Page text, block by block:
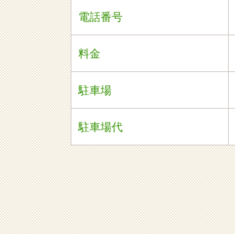
電話番号
料金
駐車場
駐車場代